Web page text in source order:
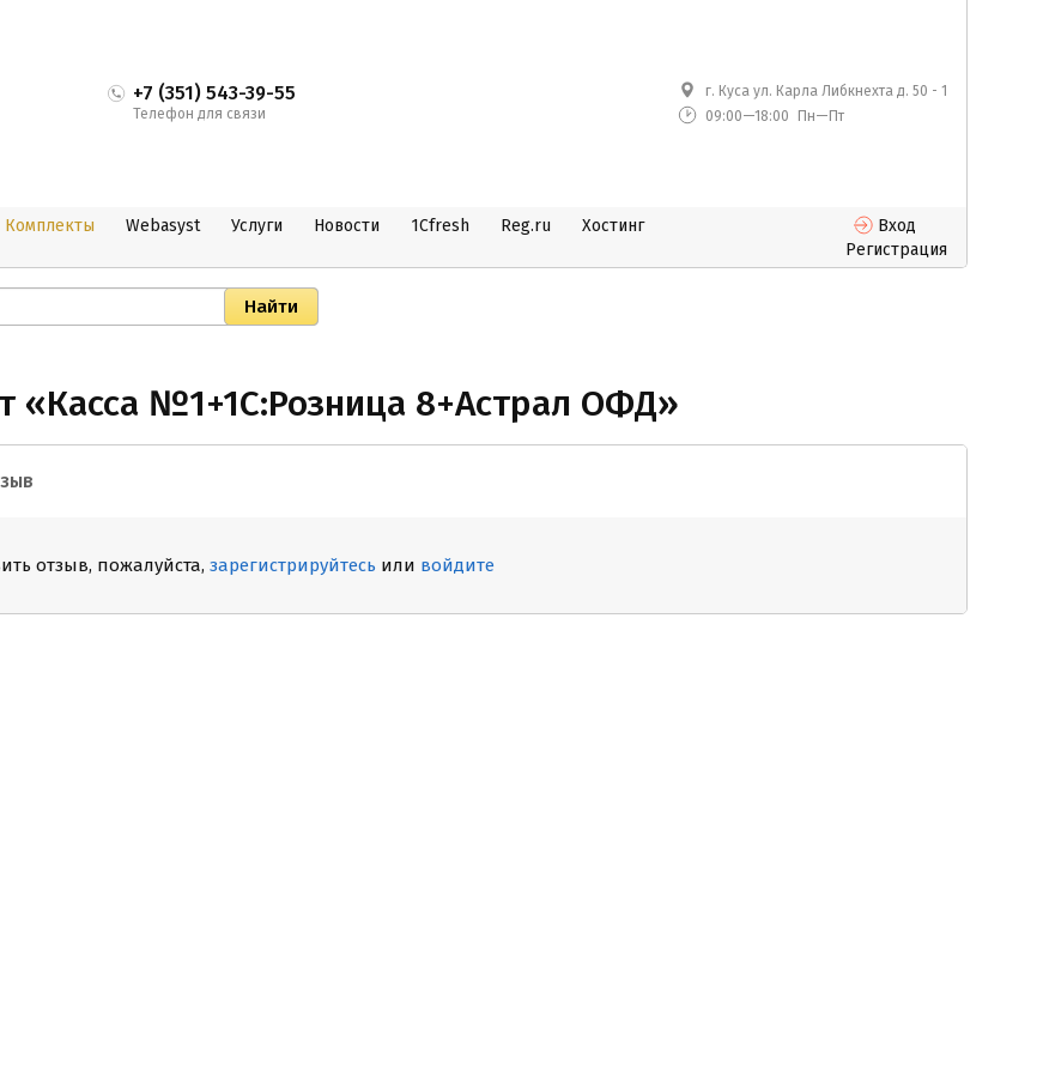
+7 (351) 543-39-55
Телефон для связи
г. Куса ул. Карла Либкнехта д. 50 - 1
09:00—18:00
Пн—Пт
Комплекты Webasyst Услуги Новости 1Cfresh Reg.ru
Хостинг
Вход
Регистрация
«Касса №1+1С:Розница 8+Астрал ОФД»
отзыв, пожалуйста, зарегистрируйтесь или войдите